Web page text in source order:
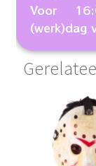
Voor
(werk)dag